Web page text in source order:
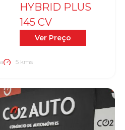
HYBRID PLUS
145 CV
Ver Preço
5 kms